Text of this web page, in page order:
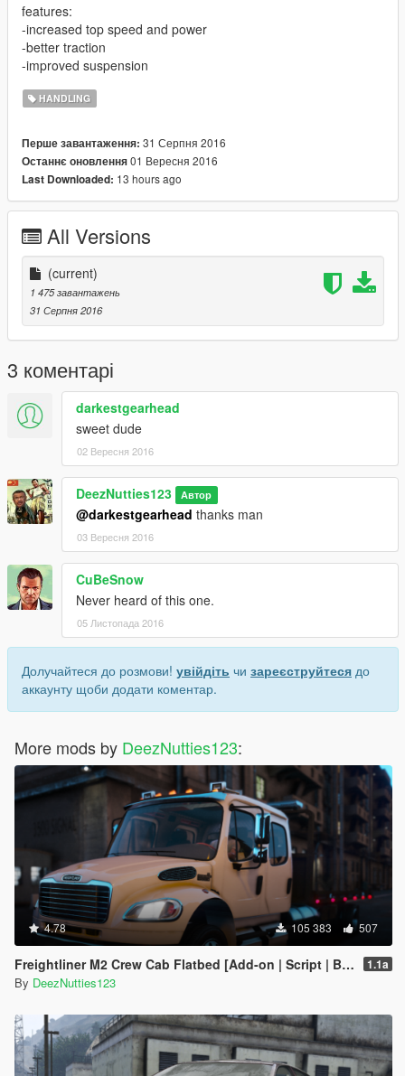
features:
-increased top speed and power
-better traction
-improved suspension
HANDLING
Перше завантаження: 31 Серпня 2016
Останнє оновлення01 Вересня 2016
Last Downloaded: 13 hours ago
All Versions
(current)
1 475 завантажень
31 Серпня 2016
3 коментарі
darkestgearhead
sweet dude
02 Вересня 2016
DeezNutties123 Автор
@darkestgearhead thanks man
03 Вересня 2016
CuBeSnow
Never heard of this one.
05 Листопада 2016
Долучайтеся до розмови! увійдіть чи зареєструйтеся до
аккаунту щоби додати коментар.
More mods by DeezNutties123:
4.78 105 383 507
Freightliner M2 Crew Cab Flatbed [Add-on | Script | BETA] 1.1a
By DeezNutties123